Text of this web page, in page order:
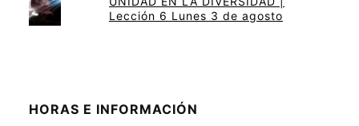
Lección 6 Lunes 3 de agosto
HORAS E INFORMACIÓN